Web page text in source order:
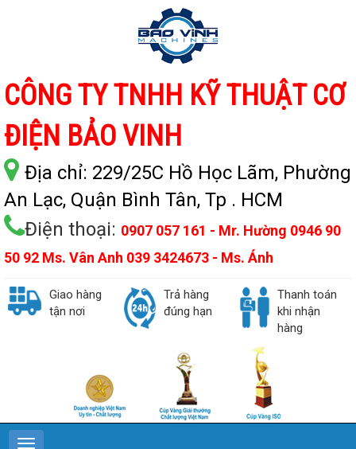
CÔNG TY TNHH KỸ THUẬT CƠ
ĐIỆN BẢO VINH
Địa chỉ: 229/25C Hồ Học Lãm, Phường
An Lạc, Quận Bình Tân, Tp . HCM
Điện thoại: 0907 057 161 - Mr. Hường 0946 90
50 92 Ms. Vân Anh 039 3424673 - Ms. Ánh
Giao hàng
tận nơi
Trả hàng
đúng hạn
Thanh toán
khi nhận
hàng